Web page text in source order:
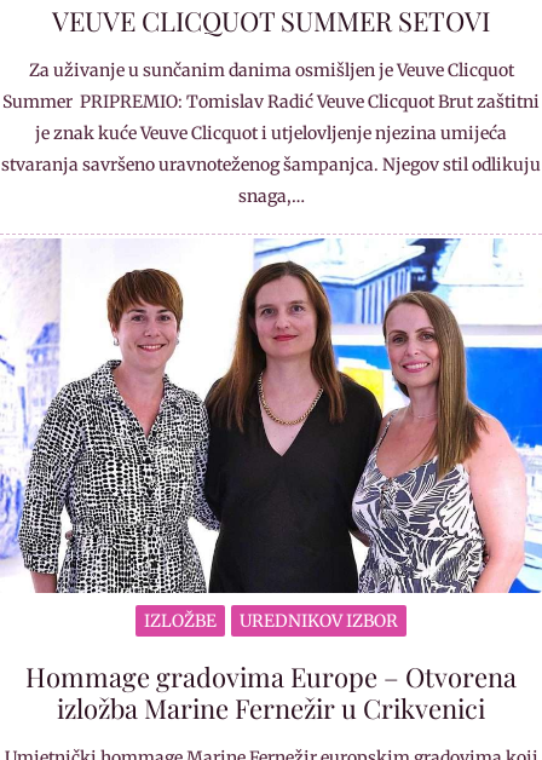
VEUVE CLICQUOT SUMMER SETOVI
Za uživanje u sunčanim danima osmišljen je Veuve Clicquot
Summer PRIPREMIO: Tomislav Radić Veuve Clicquot Brut zaštitni
je znak kuće Veuve Clicquot i utjelovljenje njezina umijeća
stvaranja savršeno uravnoteženog šampanjca. Njegov stil odlikuju
snaga,…
IZLOŽBE UREDNIKOV IZBOR
Hommage gradovima Europe – Otvorena
izložba Marine Fernežir u Crikvenici